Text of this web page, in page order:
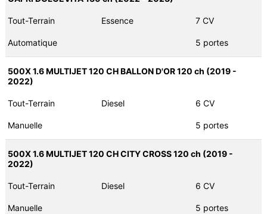
Tout-Terrain Essence 7 CV
Automatique 5 portes
500X 1.6 MULTIJET 120 CH BALLON D'OR 120 ch (2019 -
2022)
Tout-Terrain Diesel 6 CV
Manuelle 5 portes
500X 1.6 MULTIJET 120 CH CITY CROSS 120 ch (2019 -
2022)
Tout-Terrain Diesel 6 CV
Manuelle 5 portes